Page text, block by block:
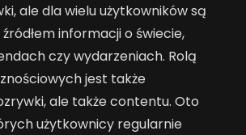
ale dla wielu użytkowników są
informacji o świecie,
czy wydarzeniach. Rolą
jest także
ale także contentu. Oto
użytkownicy regularnie